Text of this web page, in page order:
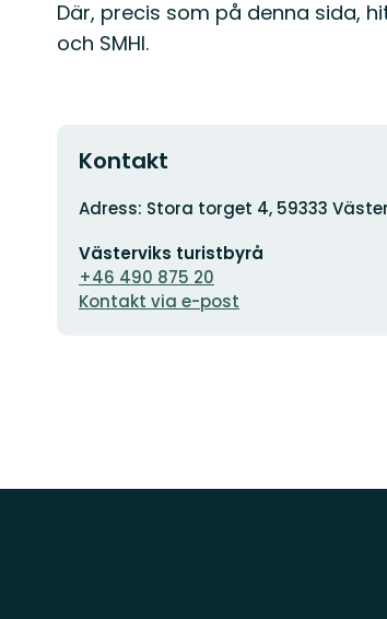
Där, precis som på denna sida,
och SMHI.
Kontakt
Adress
Adress: Stora torget 4, 59333
postadress
Västerviks turistbyrå
+46 490 875 20
Kontakt via e-post